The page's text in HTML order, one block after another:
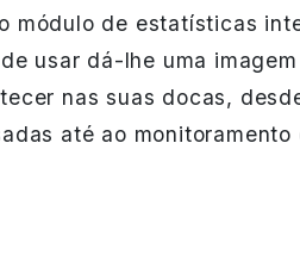
módulo de estatísticas
usar dá-lhe uma
nas suas docas,
até ao